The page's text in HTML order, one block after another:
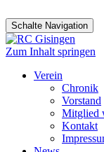
Schalte Navigation
Zum Inhalt springen
Verein
Chronik
Vorstand
Mitglied
Kontakt